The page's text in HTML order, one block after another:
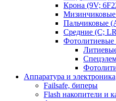
Крона (9V;
Пальчиковые
Средние (C;
Фотолитиевые
Аппаратура и электроника
Failsafe, биперы
Flash накопители и